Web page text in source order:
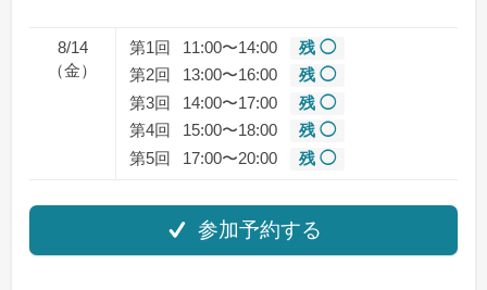
8/14
（金）
第1回 11:00〜14:00
残 ◯
第2回
13:00〜16:00
残 ◯
第3回
14:00〜17:00
残 ◯
第4回
15:00〜18:00
残 ◯
第5回
17:00〜20:00 残 ◯
参加予約する